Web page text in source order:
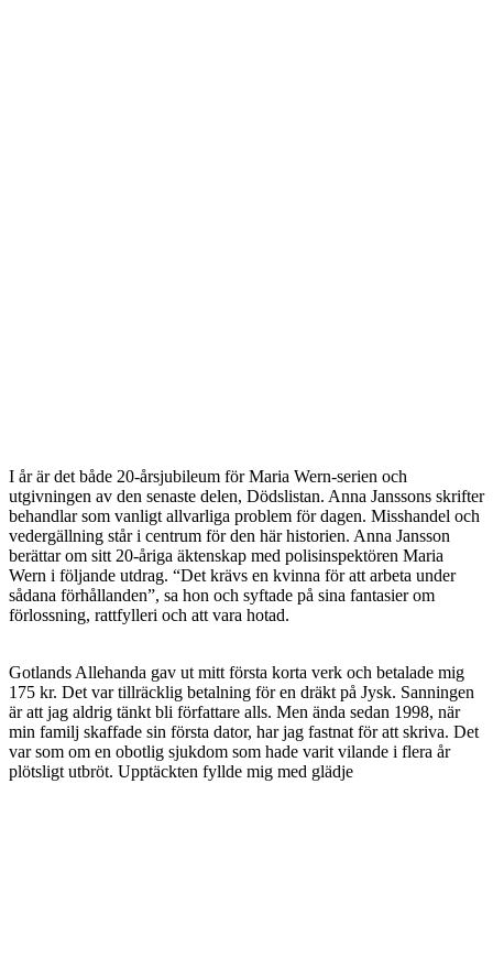
I år är det både 20-årsjubileum för Maria Wern-serien och
utgivningen av den senaste delen, Dödslistan. Anna Janssons skrifter
behandlar som vanligt allvarliga problem för dagen. Misshandel och
vedergällning står i centrum för den här historien. Anna Jansson
berättar om sitt 20-åriga äktenskap med polisinspektören Maria
Wern i följande utdrag. “Det krävs en kvinna för att arbeta under
sådana förhållanden”, sa hon och syftade på sina fantasier om
förlossning, rattfylleri och att vara hotad.
Gotlands Allehanda gav ut mitt första korta verk och betalade mig
175 kr. Det var tillräcklig betalning för en dräkt på Jysk. Sanningen
är att jag aldrig tänkt bli författare alls. Men ända sedan 1998, när
min familj skaffade sin första dator, har jag fastnat för att skriva. Det
var som om en obotlig sjukdom som hade varit vilande i flera år
plötsligt utbröt. Upptäckten fyllde mig med glädje